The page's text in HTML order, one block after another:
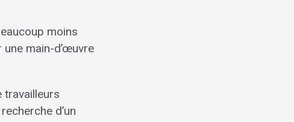
moins
main-d’œuvre
travailleurs
d’un